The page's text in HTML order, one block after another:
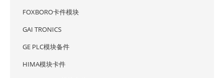
FOXBORO卡件模块
GAI TRONICS
GE PLC模块备件
HIMA模块卡件